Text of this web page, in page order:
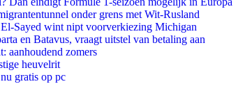
onder grens met Wit-Rusland
El-Sayed wint nipt voorverkiezing Michigan
en Batavus, vraagt uitstel van betaling aan
aanhoudend zomers
heuvelrit
gratis op pc